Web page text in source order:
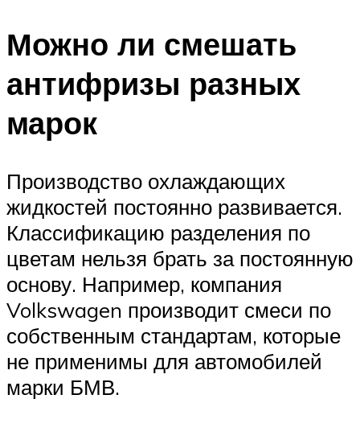
Можно ли смешать
антифризы разных
марок
Производство охлаждающих
жидкостей постоянно развивается.
Классификацию разделения по
цветам нельзя брать за постоянную
основу. Например, компания
Volkswagen производит смеси по
собственным стандартам, которые
не применимы для автомобилей
марки БМВ.